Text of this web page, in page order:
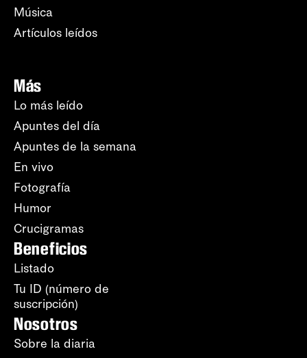
Música
Artículos leídos
Más
Lo más leído
Apuntes del día
Apuntes de la semana
En vivo
Fotografía
Humor
Crucigramas
Beneficios
Listado
Tu ID (número de
suscripción)
Nosotros
Sobre la diaria